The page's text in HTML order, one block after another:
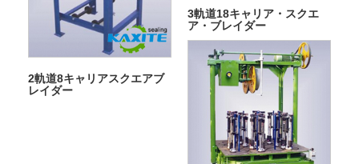
2軌道8キャリアスクエアブ
レイダー
3軌道18キャリア・スクエ
ア・ブレイダー